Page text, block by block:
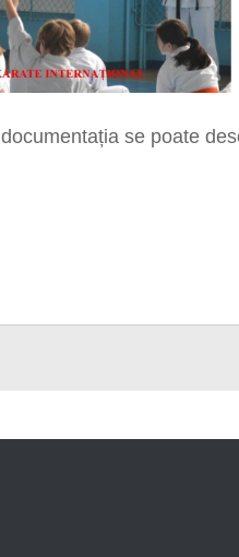
documentația se poate